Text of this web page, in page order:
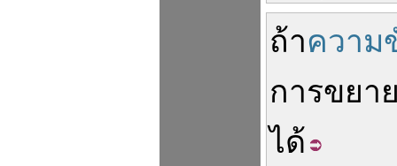
ถ้าความ
การขยา
ได้